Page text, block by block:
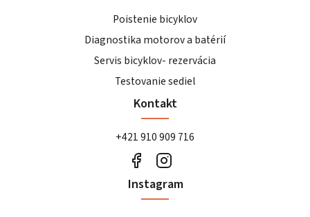
Poistenie bicyklov
Diagnostika motorov a batérií
Servis bicyklov- rezervácia
Testovanie sediel
Kontakt
+421 910 909 716
Instagram